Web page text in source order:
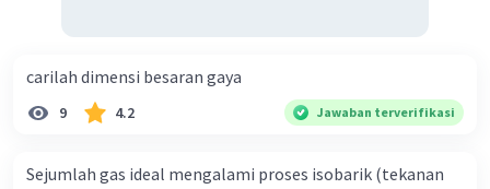
carilah dimensi besaran gaya
9 4.2 Jawaban terverifikasi
Sejumlah gas ideal mengalami proses isobarik (tekanan